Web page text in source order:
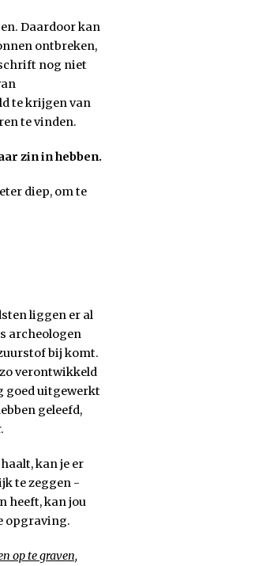
Daardoor kan
ontbreken,
nog niet
te krijgen van
te vinden.
zin in hebben.
diep, om te
liggen er al
archeologen
bij komt.
verontwikkeld
goed uitgewerkt
geleefd,
kan je er
te zeggen -
heeft, kan jou
opgraving.
op te graven,